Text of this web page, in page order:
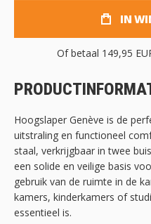
IN
Of betaal 149,95
Hoogslaper Genève is de
uitstraling en functioneel
staal, verkrijgbaar in twee
een solide en veilige basis
gebruik van de ruimte in de
kamers, kinderkamers of
essentieel is.